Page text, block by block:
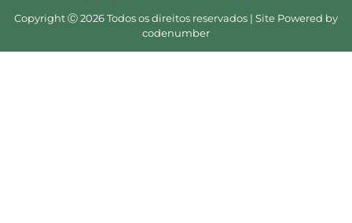
Copyright Ⓒ 2026 Todos os direitos reservados | Site Powered by
codenumber